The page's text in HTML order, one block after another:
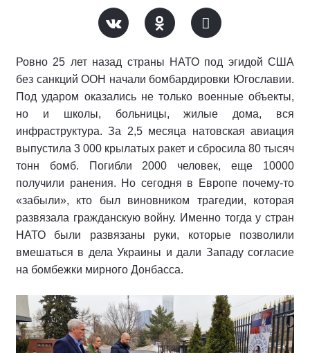
Ровно 25 лет назад страны НАТО под эгидой США
без санкций ООН начали бомбардировки Югославии.
Под ударом оказались не только военные объекты,
но и школы, больницы, жилые дома, вся
инфраструктура. За 2,5 месяца натовская авиация
выпустила 3 000 крылатых ракет и сбросила 80 тысяч
тонн бомб. Погибли 2000 человек, еще 10000
получили ранения. Но сегодня в Европе почему-то
«забыли», кто был виновником трагедии, которая
развязала гражданскую войну. Именно тогда у стран
НАТО были развязаны руки, которые позволили
вмешаться в дела Украины и дали Западу согласие
на бомбежки мирного Донбасса.